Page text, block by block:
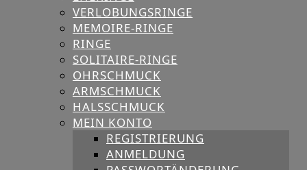
VERLOBUNGSRINGE
MEMOIRE-RINGE
RINGE
SOLITAIRE-RINGE
OHRSCHMUCK
ARMSCHMUCK
HALSSCHMUCK
MEIN KONTO
REGISTRIERUNG
ANMELDUNG